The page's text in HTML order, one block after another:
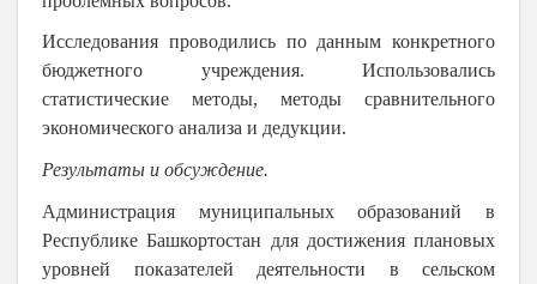
Исследования проводились по данным конкретного
бюджетного учреждения. Использовались
статистические методы, методы сравнительного
экономического анализа и дедукции.
Результаты и обсуждение.
Администрация муниципальных образований в
Республике Башкортостан для достижения плановых
уровней показателей деятельности в сельском